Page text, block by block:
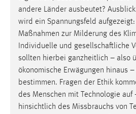
andere Länder ausbeutet?
wird ein Spannungsfeld
Maßnahmen zur Milderung des
Individuelle und gesellschaftliche
sollten hierbei ganzheitlich – also
ökonomische Erwägungen hinaus
bestimmen. Fragen der Ethik
des Menschen mit Technologie
hinsichtlich des Missbrauchs von